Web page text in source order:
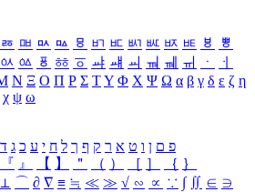
ㅭ ㅮ ㅯ ㅰ ㅱ ㅲ ㅳ ㅴ ㅵ ㅶ ㅷ ㅸ
ㅹ
ㆂ ㆃ ㆄ ㆅ ㆆ ㆇ ㆈ ㆉ ㆊ ㆋ ㆌ ㆍ
ㆎ
Ν Ξ Ο Π Ρ Σ ΤΥ Φ Χ Ψ Ω α β γ δ ε ζ η
χ ψ ω
פ ם ן ו ט א ר ק ף ך ל ח י ע כ ג ד
『 』 【 】 ＂ （ ） ［ ］ ｛ ｝
⊥ ⌒ ∂ ∇ ≡ ≒ ≪ ≫ √ ∽ ∝ ∵ ∫ ∬ ∈ ∋